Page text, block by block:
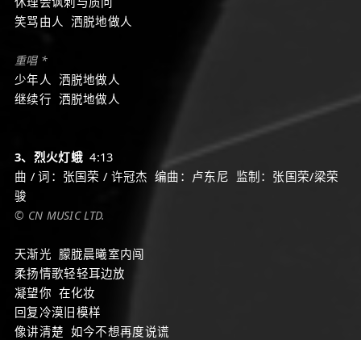
笑骂由人 洒脱地做人
重唱 *
少年人 洒脱地做人
继续行 洒脱地做人
3、烈火灯蛾4:13
曲 / 词：张国荣 / 许冠杰 编曲：卢东尼 监制：张国荣/梁荣
骏
© CN MUSIC LTD.
天渐光 朦胧晨曦室内闯
柔扬情歌轻轻耳边放
凝望你 在化妆
回复冷漠旧模样
像讲清楚 如今不想再度说谎